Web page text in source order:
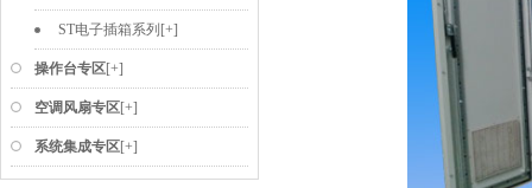
ST电子插箱系列 [+]
操作台专区[+]
空调风扇专区[+]
系统集成专区[+]